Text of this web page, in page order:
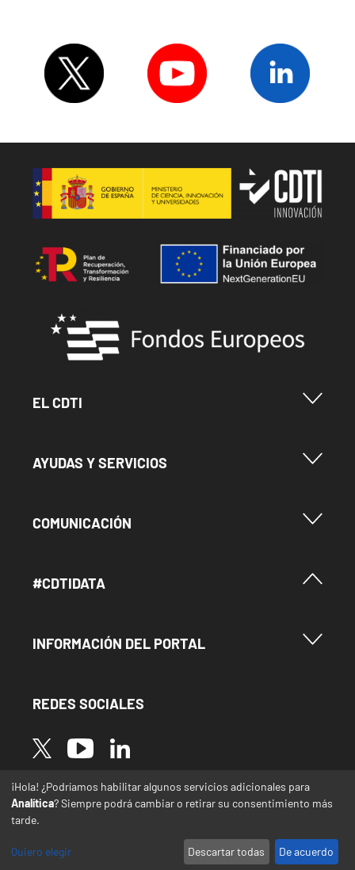
Image
Image
Menu Footer Cdti
EL CDTI
Menu Footer Ayudas y Servicios
AYUDAS Y SERVICIOS
Menu Footer Comunicación
COMUNICACIÓN
Menú Footer #Cdtidata
#CDTIDATA
Menu Footer Información del Portal
INFORMACIÓN DEL PORTAL
REDES SOCIALES
Image Image Image
* Las traducciones de este sitio web desde el
español a otras lenguas se realizan de forma
automática y pueden contener errores o
¡Hola! ¿Podríamos habilitar algunos servicios adicionales para
Analítica? Siempre podrá cambiar o retirar su consentimiento más
tarde.
Quiero elegir Descartar todas De acuerdo